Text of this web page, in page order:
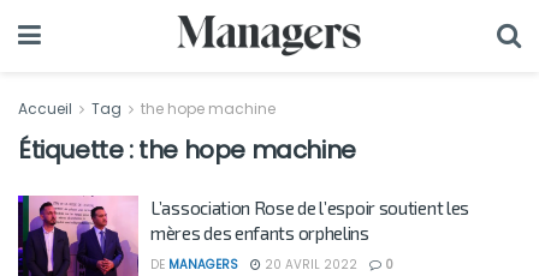
Accueil Tag the hope machine
Étiquette :the hope machine
L’association Rose de l’espoir soutient les
mères des enfants orphelins
DE MANAGERS 20 AVRIL 2022 0